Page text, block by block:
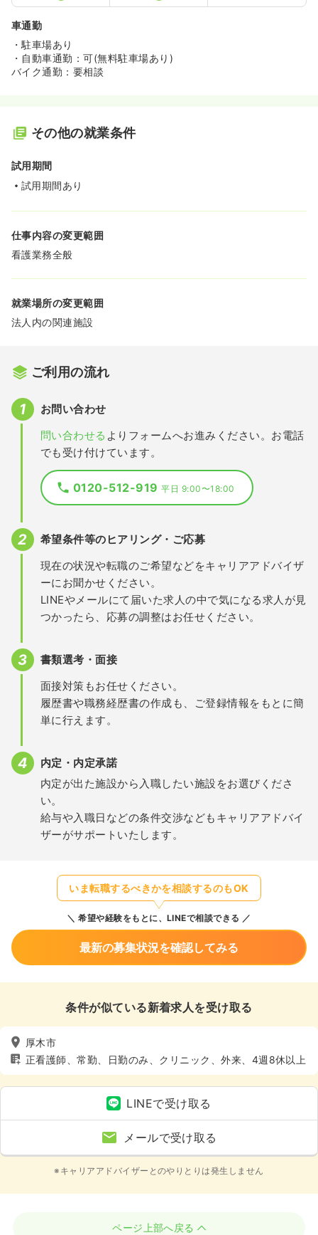
車通勤
・駐車場あり
・自動車通勤：可(無料駐車場あり)
バイク通勤：要相談
その他の就業条件
試用期間
試用期間あり
仕事内容の変更範囲
看護業務全般
就業場所の変更範囲
法人内の関連施設
ご利用の流れ
お問い合わせ
問い合わせる よりフォームへお進みください。お電話
でも受け付けています。
0120-512-919平日 9:00〜18:00
希望条件等のヒアリング・ご応募
現在の状況や転職のご希望などをキャリアアドバイザ
ーにお聞かせください。
LINEやメールにて届いた求人の中で気になる求人が見
つかったら、応募の調整はお任せください。
書類選考・面接
面接対策もお任せください。
履歴書や職務経歴書の作成も、ご登録情報をもとに簡
単に行えます。
内定・内定承諾
内定が出た施設から入職したい施設をお選びくださ
い。
給与や入職日などの条件交渉などもキャリアアドバイ
ザーがサポートいたします。
いま転職するべきかを相談するのもOK
希望や経験をもとに、LINEで相談できる
最新の募集状況を確認してみる
条件が似ている新着求人を受け取る
厚木市
正看護師、常勤、日勤のみ、クリニック、外来、4週8休以上
LINEで受け取る
メールで受け取る
※キャリアアドバイザーとのやりとりは発生しません
ページ上部へ戻る